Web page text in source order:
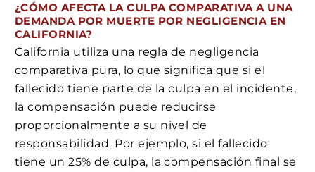
¿CÓMO AFECTA LA CULPA COMPARATIVA A UNA
DEMANDA POR MUERTE POR NEGLIGENCIA EN
CALIFORNIA?
California utiliza una regla de negligencia
comparativa pura, lo que significa que si el
fallecido tiene parte de la culpa en el incidente,
la compensación puede reducirse
proporcionalmente a su nivel de
responsabilidad. Por ejemplo, si el fallecido
tiene un 25% de culpa, la compensación final se